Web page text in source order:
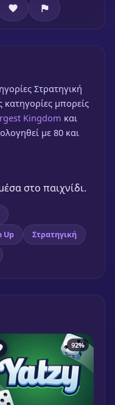
Στρατηγική
κατηγορίες μπορείς
Kingdom και
με 80 και
στο παιχνίδι.
Up
Στρατηγική
92%